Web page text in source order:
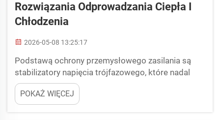
Rozwiązania Odprowadzania Ciepła I
Chłodzenia
2026-05-08 13:25:17
Podstawą ochrony przemysłowego zasilania są
stabilizatory napięcia trójfazowego, które nadal
muszą jednak stawić czoło jednemu stałemu
zagrożeniu: ciepłu. Wszystkie elementy elektryczne
i elektroniczne generują, z natury swojej funkcji,
POKAŻ WIĘCEJ